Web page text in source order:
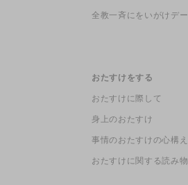
全教一斉にをいがけデー
おたすけをする
おたすけに際して
身上のおたすけ
事情のおたすけの心構え
おたすけに関する読み物